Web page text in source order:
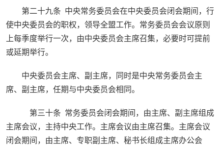
第二十九条 中央常务委员会在中央委员会闭会期间，行
使中央委员会的职权，领导全盟工作。常务委员会会议原则
上每季度举行一次，由中央委员会主席召集，必要时可提前
或延期举行。
中央委员会主席、副主席，同时是中央常务委员会主
席、副主席，任期与中央委员会相同。
第三十条 常务委员会闭会期间，由主席、副主席组成
主席会议，主持中央工作。主席会议由主席召集。主席会议
闭会期间，由主席、专职副主席、秘书长组成主席办公会